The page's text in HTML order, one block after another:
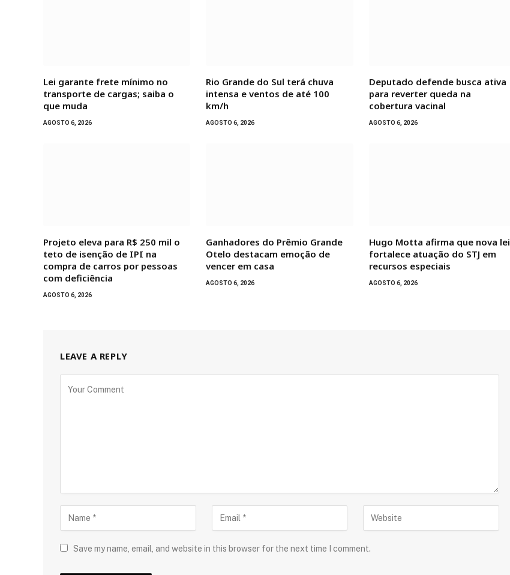
Lei garante frete mínimo no
transporte de cargas; saiba o
que muda
AGOSTO 6, 2026
Rio Grande do Sul terá chuva
intensa e ventos de até 100
km/h
AGOSTO 6, 2026
Deputado defende busca ativa
para reverter queda na
cobertura vacinal
AGOSTO 6, 2026
Projeto eleva para R$ 250 mil o
teto de isenção de IPI na
compra de carros por pessoas
com deficiência
AGOSTO 6, 2026
Ganhadores do Prêmio Grande
Otelo destacam emoção de
vencer em casa
AGOSTO 6, 2026
Hugo Motta afirma que nova lei
fortalece atuação do STJ em
recursos especiais
AGOSTO 6, 2026
LEAVE A REPLY
Save my name, email, and website in this browser for the next time I comment.